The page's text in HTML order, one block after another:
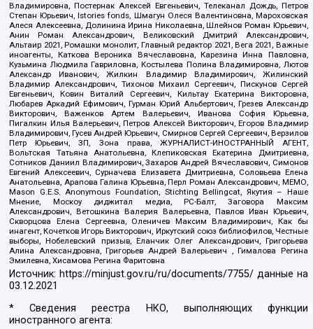
Владимировна, Постернак Алексей Евгеньевич, Телеканал Дождь, Петров
Степан Юрьевич, Istories fonds, Шмагун Олеся Валентиновна, Мароховская
Алеся Алексеевна, Долинина Ирина Николаевна, Шлейнов Роман Юрьевич,
Анин Роман Александрович, Великовский Дмитрий Александрович,
Альтаир 2021, Ромашки монолит, Главный редактор 2021, Вега 2021, Важные
иноагенты, Каткова Вероника Вячеславовна, Карезина Инна Павловна,
Кузьмина Людмила Гавриловна, Костылева Полина Владимировна, Лютов
Александр Иванович, Жилкин Владимир Владимирович, Жилинский
Владимир Александрович, Тихонов Михаил Сергеевич, Пискунов Сергей
Евгеньевич, Ковин Виталий Сергеевич, Кильтау Екатерина Викторовна,
Любарев Аркадий Ефимович, Гурман Юрий Альбертович, Грезев Александр
Викторович, Важенков Артем Валерьевич, Иванова София Юрьевна,
Пигалкин Илья Валерьевич, Петров Алексей Викторович, Егоров Владимир
Владимирович, Гусев Андрей Юрьевич, Смирнов Сергей Сергеевич, Верзилов
Петр Юрьевич, ЗП, Зона права, ЖУРНАЛИСТ-ИНОСТРАННЫЙ АГЕНТ,
Вольтская Татьяна Анатольевна, Клепиковская Екатерина Дмитриевна,
Сотников Даниил Владимирович, Захаров Андрей Вячеславович, Симонов
Евгений Алексеевич, Сурначева Елизавета Дмитриевна, Соловьева Елена
Анатольевна, Арапова Галина Юрьевна, Перл Роман Александрович, МЕМО,
Mason G.E.S. Anonymous Foundation, Stichting Bellingcat, Якутия – Наше
Мнение, Москоу диджитал медиа, РС-Балт, Заговора Максим
Александрович, Ветошкина Валерия Валерьевна, Павлов Иван Юрьевич,
Скворцова Елена Сергеевна, Оленичев Максим Владимирович, Как бы
инагент, Кочетков Игорь Викторович, Иркутский союз библиофилов, Честные
выборы, Нобелевский призыв, Еланчик Олег Александрович, Григорьева
Алина Александровна, Григорьев Андрей Валерьевич , Гималова Регина
Эмилевна, Хисамова Регина Фаритовна
Источник: https://minjust.gov.ru/ru/documents/7755/ данные на
03.12.2021
* Сведения реестра НКО, выполняющих функции
иностранного агента: